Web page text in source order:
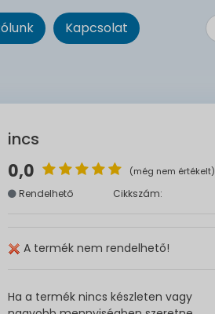
Kapcsolat
incs
0,0 (még nem értékelt)
Rendelhető Cikkszám:
A termék nem rendelhető!
Ha a termék nincs készleten vagy